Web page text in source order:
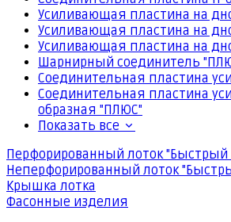
Усиливающая пластина на
Усиливающая пластина на
Усиливающая пластина на
Шарнирный соединитель
Соединительная пластина
Соединительная пластина
образная "ПЛЮС"
Показать все
Перфорированный лоток
Неперфорированный лоток
Крышка лотка
Фасонные изделия